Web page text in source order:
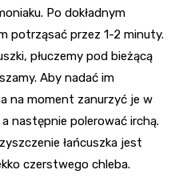
Po dokładnym
potrząsać przez 1-2 minuty.
płuczemy pod bieżącą
Aby nadać im
na moment zanurzyć je w
następnie polerować irchą.
łańcuszka jest
czerstwego chleba.